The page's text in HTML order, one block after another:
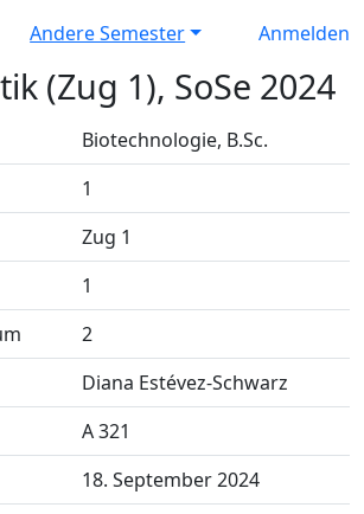
Andere Semester Anmelden
(Zug 1), SoSe 2024
Biotechnologie, B.Sc.
1
Zug 1
1
2
Diana Estévez-Schwarz
A 321
18. September 2024